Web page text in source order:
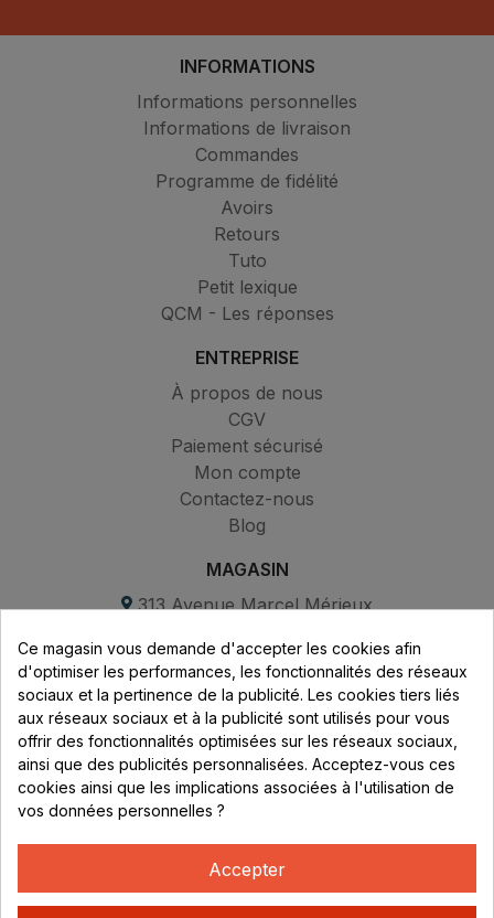
INFORMATIONS
Informations personnelles
Informations de livraison
Commandes
Programme de fidélité
Avoirs
Retours
Tuto
Petit lexique
QCM - Les réponses
ENTREPRISE
À propos de nous
CGV
Paiement sécurisé
Mon compte
Contactez-nous
Blog
MAGASIN
313 Avenue Marcel Mérieux
69530 Brignais
Lundi au vendredi :
8h - 16h
uniquement sur Rendez-vous
CONTACT
04 78 37 00 68
contact@rhonephilatelie.fr
Ce magasin vous demande d'accepter les cookies afin
d'optimiser les performances, les fonctionnalités des réseaux
sociaux et la pertinence de la publicité. Les cookies tiers liés
aux réseaux sociaux et à la publicité sont utilisés pour vous
offrir des fonctionnalités optimisées sur les réseaux sociaux,
ainsi que des publicités personnalisées. Acceptez-vous ces
cookies ainsi que les implications associées à l'utilisation de
vos données personnelles ?
Accepter